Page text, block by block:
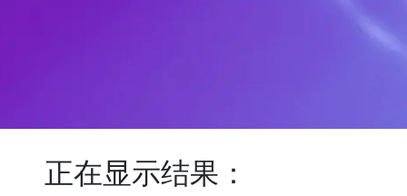
正在显示结果：